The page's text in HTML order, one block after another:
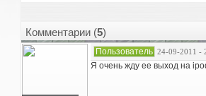
Комментарии (5)
Пользователь 24-09-2011 -
Я очень жду ее выход на